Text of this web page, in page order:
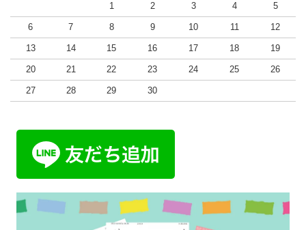
1
2 3 4 5
6 7 8 9 10 11 12
13 14 15 16 17 18 19
20 21 22 23 24 25 26
27 28 29 30